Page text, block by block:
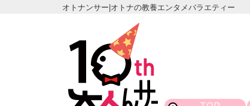
オトナンサー|オトナの教養エンタメバラエティー